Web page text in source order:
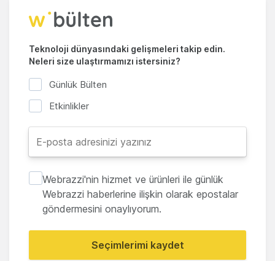
Teknoloji dünyasındaki gelişmeleri takip edin.
Neleri size ulaştırmamızı istersiniz?
Günlük Bülten
Etkinlikler
Webrazzi'nin hizmet ve ürünleri ile günlük
Webrazzi haberlerine ilişkin olarak epostalar
göndermesini onaylıyorum.
Seçimlerimi kaydet